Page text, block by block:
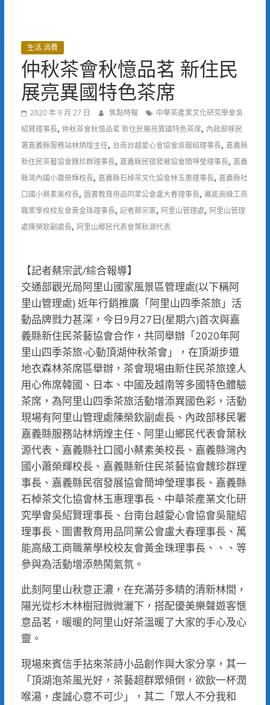
生活.消費
仲秋茶會秋憶品茗 新住民
展亮異國特色茶席
2020 年 9 月 27 日 焦點時報
中華茶產業文化研究學會吳
紹賢理事長, 仲秋茶會秋憶品茗 新住民展亮異國特色茶席, 內政部移民
署嘉義縣服務站林炳煌主任, 台南台越愛心會協會吳龍紹理事長, 嘉義縣
新住民茶藝協會魏珍群理事長, 嘉義縣民宿發展協會簡坤瑩理事長, 嘉義
縣灣內國小蕭榮輝校長, 嘉義縣石棹茶文化協會林玉惠理事長, 嘉義縣社
口國小蔡素美校長, 圖書教育用品同業公會盧大春理事長, 萬能高級工商
職業學校校友會黃金珠理事長, 記者蔡宗憲, 阿里山管理處, 阿里山管理
處陳榮欽副處長, 阿里山鄉民代表會葉秋源代表
【記者蔡宗武/綜合報導】
交通部觀光局阿里山國家風景區管理處(以下稱阿
里山管理處) 近年行銷推廣「阿里山四季茶旅」活
動品牌戮力甚深，今日9月27日(星期六)首次與嘉
義縣新住民茶藝協會合作，共同舉辦「2020年阿
里山四季茶旅-心動頂湖仲秋茶會」，在頂湖步道
地衣森林茶席區舉辦，茶會現場由新住民茶旅達人
用心佈席韓國、日本、中國及越南等多國特色體驗
茶席，為阿里山四季茶旅活動增添異國色彩，活動
現場有阿里山管理處陳榮欽副處長、內政部移民署
嘉義縣服務站林炳煌主任、阿里山鄉民代表會葉秋
源代表、嘉義縣社口國小蔡素美校長、嘉義縣灣內
國小蕭榮輝校長、嘉義縣新住民茶藝協會魏珍群理
事長、嘉義縣民宿發展協會簡坤瑩理事長、嘉義縣
石棹茶文化協會林玉惠理事長、中華茶產業文化研
究學會吳紹賢理事長、台南台越愛心會協會吳龍紹
理事長、圖書教育用品同業公會盧大春理事長、萬
能高級工商職業學校校友會黃金珠理事長、、、等
參與為活動增添熱鬧氣氛。
此刻阿里山秋意正濃，在充滿芬多精的清新林間，
陽光從杉木林樹冠微微灑下，搭配優美樂聲遊客愜
意品茗，暖暖的阿里山好茶溫暖了大家的手心及心
靈。
現場來賓信手拈來茶詩小品創作與大家分享，其一
「頂湖泡茶風光好，茶藝超群眾傾倒，欲飲一杯潤
喉湯，虔誠心意不可少」，其二「眾人不分我和